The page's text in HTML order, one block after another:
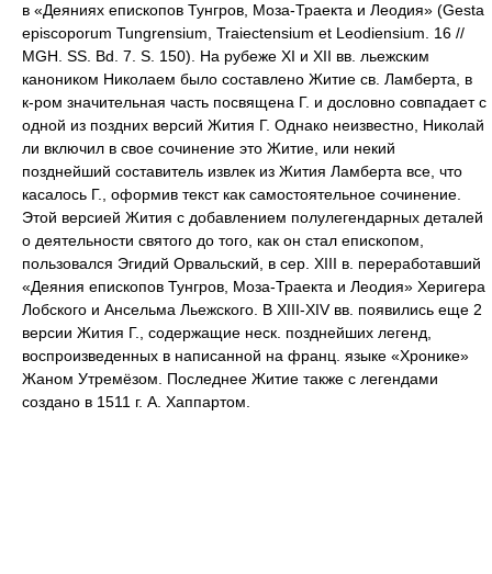
в «Деяниях епископов Тунгров, Моза-Траекта и Леодия» (Gesta
episcoporum Tungrensium, Traiectensium et Leodiensium. 16 //
MGH. SS. Bd. 7. S. 150). На рубеже XI и XII вв. льежским
каноником Николаем было составлено Житие св. Ламберта, в
к-ром значительная часть посвящена Г. и дословно совпадает с
одной из поздних версий Жития Г. Однако неизвестно, Николай
ли включил в свое сочинение это Житие, или некий
позднейший составитель извлек из Жития Ламберта все, что
касалось Г., оформив текст как самостоятельное сочинение.
Этой версией Жития с добавлением полулегендарных деталей
о деятельности святого до того, как он стал епископом,
пользовался Эгидий Орвальский, в сер. XIII в. переработавший
«Деяния епископов Тунгров, Моза-Траекта и Леодия» Херигера
Лобского и Ансельма Льежского. В XIII-XIV вв. появились еще 2
версии Жития Г., содержащие неск. позднейших легенд,
воспроизведенных в написанной на франц. языке «Хронике»
Жаном Утремёзом. Последнее Житие также с легендами
создано в 1511 г. А. Хаппартом.